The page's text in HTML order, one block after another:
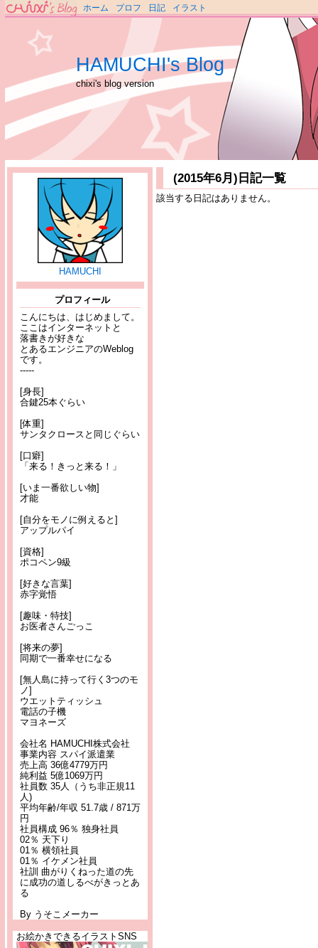
ホーム プロフ 日記 イラスト
HAMUCHI's Blog
chixi's blog version
HAMUCHI
プロフィール
こんにちは、はじめまして。
ここはインターネットと
落書きが好きな
とあるエンジニアのWeblog
です。
-----
[身長]
合鍵25本ぐらい
[体重]
サンタクロースと同じぐらい
[口癖]
「来る！きっと来る！」
[いま一番欲しい物]
才能
[自分をモノに例えると]
アップルパイ
[資格]
ポコペン9級
[好きな言葉]
赤字覚悟
[趣味・特技]
お医者さんごっこ
[将来の夢]
同期で一番幸せになる
[無人島に持って行く3つのモ
ノ]
ウエットティッシュ
電話の子機
マヨネーズ
会社名 HAMUCHI株式会社
事業内容 スパイ派遣業
売上高 36億4779万円
純利益 5億1069万円
社員数 35人（うち非正規11
人)
平均年齢/年収 51.7歳 / 871万
円
社員構成 96％ 独身社員
02％ 天下り
01％ 横領社員
01％ イケメン社員
社訓 曲がりくねった道の先
に成功の道しるべがきっとあ
る
By うそこメーカー
お絵かきできるイラストSNS
(2015年6月)日記一覧
該当する日記はありません。